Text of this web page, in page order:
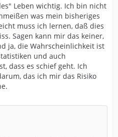
Leben wichtig. Ich bin nicht
was mein bisheriges
muss ich lernen, daß dies
Sagen kann mir das keiner,
ja, die Wahrscheinlichkeit ist
und auch
dass es schief geht. Ich
das ich mir das Risiko